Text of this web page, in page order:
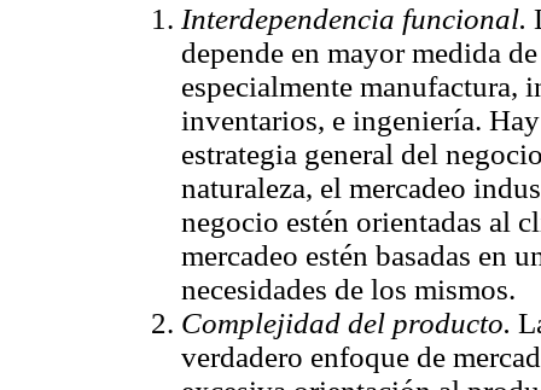
Interdependencia funcional.
depende en mayor medida
especialmente
inventarios, e ingeniería.
estrategia general del
naturaleza, el mercadeo
negocio estén orientadas al
mercadeo estén basadas en
necesidades de los mismos.
Complejidad del producto.
verdadero enfoque de